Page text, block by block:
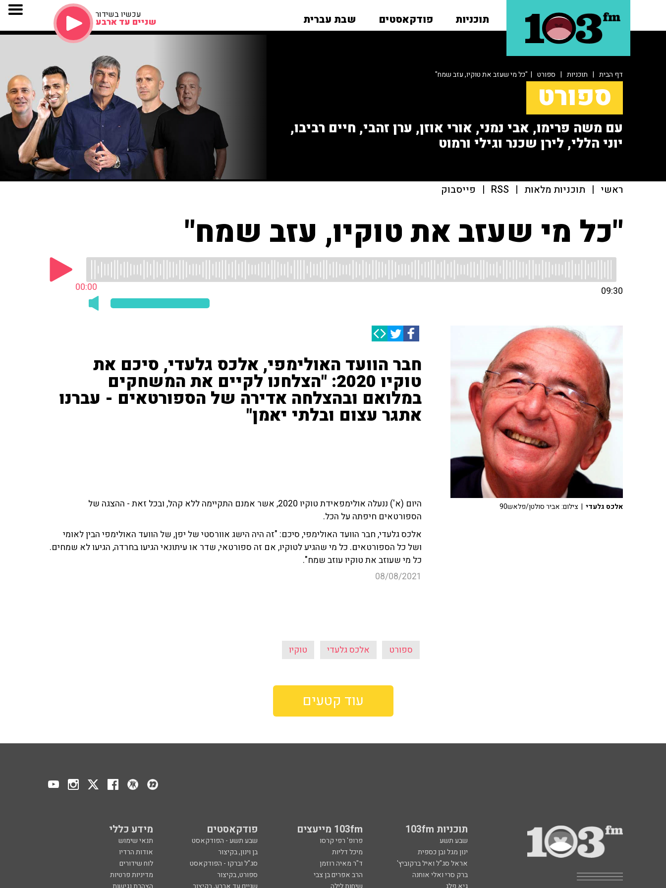
תוכניות פודקאסטים שבת עברית עכשיו בשידור
שניים עד ארבע
דף הבית | תוכניות | ספורט | "כל מי שעזב את טוקיו, עזב שמח"
ספורט
עם משה פרימו, אבי נמני, אורי אוזן, ערן זהבי, חיים רביבו,
יוני הללי, לירן שכנר וגילי ורמוט
ראשי | תוכניות מלאות |
RSS
| פייסבוק
"כל מי שעזב את טוקיו, עזב שמח"
00:00 09:30
חבר הוועד האולימפי, אלכס גלעדי, סיכם את
טוקיו 2020: "הצלחנו לקיים את המשחקים
במלואם ובהצלחה אדירה של הספורטאים - עברנו
אתגר עצום ובלתי יאמן"
היום (א') ננעלה אולימפאידת טוקיו 2020, אשר אמנם התקיימה ללא קהל, ובכל זאת - ההצגה של
הספורטאים חיפתה על הכל.
אלכס גלעדי, חבר הוועד האולימפי, סיכם: "זה היה הישג אוורסטי של יפן, של הוועד האולימפי הבין לאומי
ושל כל הספורטאים. כל מי שהגיע לטוקיו, אם זה ספורטאי, שדר או עיתונאי הגיעו בחרדה, הגיעו לא שמחים.
כל מי שעוזב את טוקיו עוזב שמח".
08/08/2021
ספורט אלכס גלעדי טוקיו
אלכס גלעדי | צילום: אביר סולטן/פלאש90
עוד קטעים
תוכניות 103fm 103fm מייעצים פודקאסטים מידע כללי
שבע תשע פרופ' רפי קרסו שבע תשע - הפודקאסט
תנאי שימוש
ינון מגל ובן כספית
מיכל דליות בן וינון, בקיצור
אודות הרדיו
אראל סג"ל ואיל ברקוביץ'
ד"ר מאיה רוזמן סג"ל וברקו - הפודקאסט
לוח שידורים
ברק סרי ואלי אוחנה
הרב אפרים בן צבי ספורט, בקיצור
מדיניות פרטיות